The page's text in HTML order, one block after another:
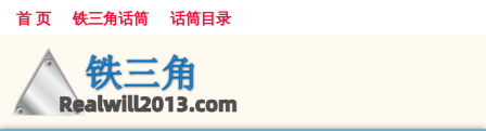
首 页 铁三角话筒 话筒目录